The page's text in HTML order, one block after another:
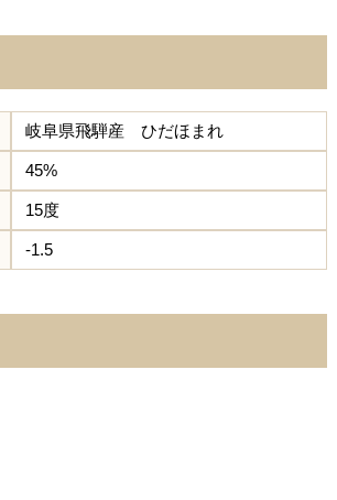
岐阜県飛騨産 ひだほまれ
45%
15度
-1.5